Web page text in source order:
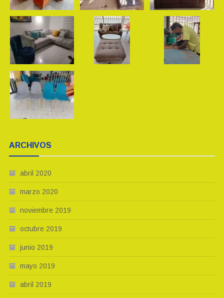
ARCHIVOS
abril 2020
marzo 2020
noviembre 2019
octubre 2019
junio 2019
mayo 2019
abril 2019